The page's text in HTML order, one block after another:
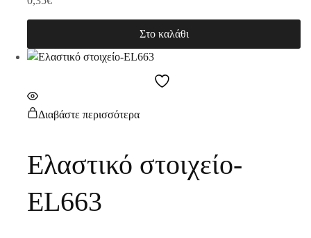
Στο καλάθι
Διαβάστε περισσότερα
Ελαστικό στοιχείο-
EL663